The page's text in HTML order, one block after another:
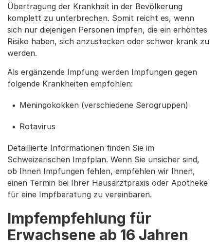
Übertragung der Krankheit in der Bevölkerung
komplett zu unterbrechen. Somit reicht es, wenn
sich nur diejenigen Personen impfen, die ein erhöhtes
Risiko haben, sich anzustecken oder schwer krank zu
werden.
Als ergänzende Impfung werden Impfungen gegen
folgende Krankheiten empfohlen:
Meningokokken (verschiedene Serogruppen)
Rotavirus
Detaillierte Informationen finden Sie im
Schweizerischen Impfplan. Wenn Sie unsicher sind,
ob Ihnen Impfungen fehlen, empfehlen wir Ihnen,
einen Termin bei Ihrer Hausarztpraxis oder Apotheke
für eine Impfberatung zu vereinbaren.
Impfempfehlung für
Erwachsene ab 16 Jahren